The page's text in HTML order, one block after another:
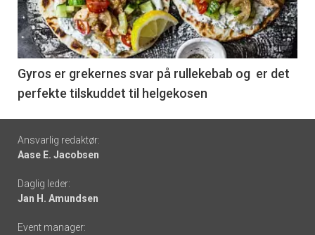
nå
-
6
Gyros er grekernes svar på rullekebab og er det
perfekte tilskuddet til helgekosen
Footer
-
links
Ansvarlig redaktør:
Aase E. Jacobsen
Daglig leder:
Jan H. Amundsen
Event manager: